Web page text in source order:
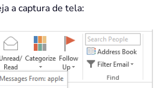
a captura de tela: